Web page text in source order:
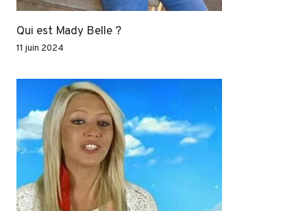
Qui est Mady Belle ?
11 juin 2024